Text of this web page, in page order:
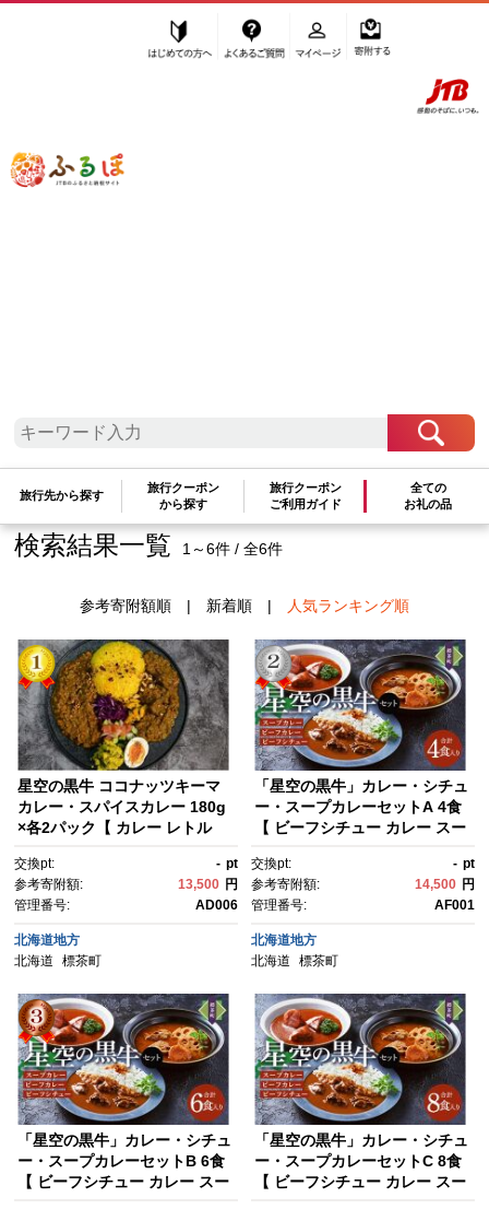
ふるぽ JTBのふるさと納税サイト
旅行先から探す
旅行クーポン
から探す
旅行クーポン
ご利用ガイド
全ての
お礼の品
カレー・シチュー
検索結果一覧 1～6件 / 全6件
参考寄附額順| 新着順| 人気ランキング順
星空の黒牛 ココナッツキーマ
カレー・スパイスカレー 180g
×各2パック【 カレー レトル
肉 惣菜 常備食 非常食 標茶
町 北海道 】
交換pt: - pt
参考寄附額:
13,500 円
管理番号:
AD006
北海道地方
北海道
標茶町
「星空の黒牛」カレー・シチュ
ー・スープカレーセットA 4食
【 ビーフシチュー カレー スー
ちごはん 簡単調理 レトルト セ
ット グルメ ギフト お取り寄
せ 標茶町 北海道 】
交換pt: - pt
参考寄附額:
14,500 円
管理番号:
AF001
北海道地方
北海道
標茶町
「星空の黒牛」カレー・シチュ
ー・スープカレーセットB 6食
【 ビーフシチュー カレー スー
「星空の黒牛」カレー・シチュ
ー・スープカレーセットC 8食
【 ビーフシチュー カレー スー